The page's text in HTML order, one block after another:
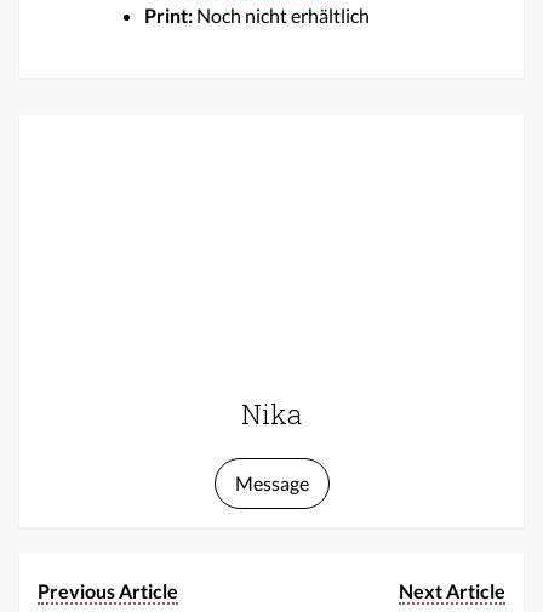
Print: Noch nicht erhältlich
Nika
Message
Previous Article Next Article